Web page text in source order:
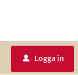
u Logga in